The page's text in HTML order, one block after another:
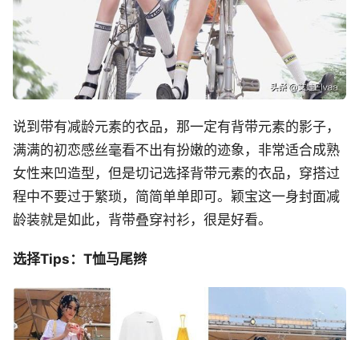
说到带有减龄元素的衣品，那一定有背带元素的影子，
满满的初恋感丝毫看不出有扮嫩的迹象，非常适合成熟
女性来凹造型，但是切记选择背带元素的衣品，穿搭过
程中不要过于繁琐，简简单单即可。颖宝这一身封面减
龄装就是如此，背带叠穿衬衫，很是好看。
选择Tips：T恤马尾辫